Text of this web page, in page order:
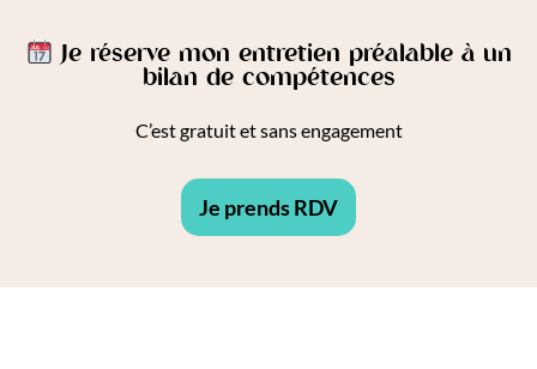
Je réserve mon entretien préalable à un
bilan de compétences
C’est gratuit et sans engagement
Je prends RDV